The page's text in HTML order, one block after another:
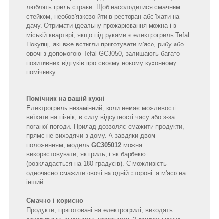
люблять гриль страви. Щоб насолодитися смачним
стейком, необов'язково йти в ресторан або їхати на
дачу. Отримати ідеальну прожарювання можна і в
міській квартирі, якщо під руками є електрогриль Tefal.
Покупці, які вже встигли приготувати м'ясо, рибу або
овочі з допомогою Tefal GC3050, залишають багато
позитивних відгуків про своєму новому кухонному
помічнику.
Помічник на вашій кухні
Електрогриль незамінний, коли немає можливості
виїхати на пікнік, в силу відсутності часу або з-за
поганої погоди. Прилад дозволяє смажити продукти,
прямо не виходячи з дому. А завдяки двом
положенням, модель GC305012 можна
використовувати, як гриль, і як барбекю
(розкладається на 180 градусів). Є можливість
одночасно смажити овочі на одній стороні, а м'ясо на
інший.
Смачно і корисно
Продукти, приготовані на електрогрилі, виходять